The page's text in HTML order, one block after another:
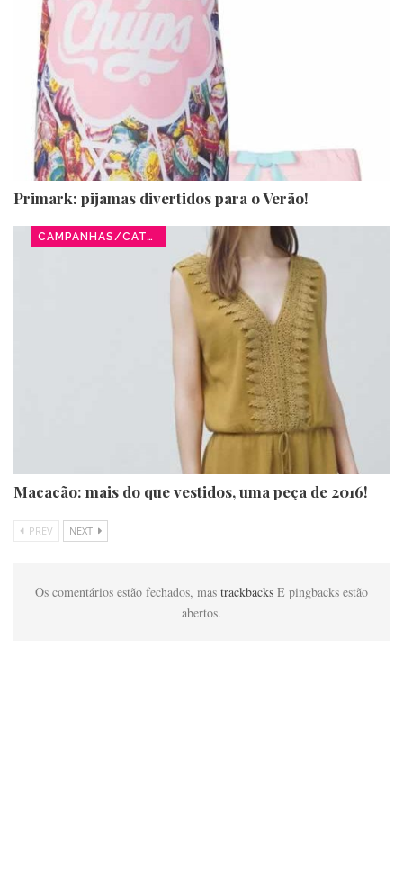
Primark: pijamas divertidos para o Verão!
CAMPANHAS/CATÁLOGOS
Macacão: mais do que vestidos, uma peça de 2016!
PREV NEXT
Os comentários estão fechados, mas trackbacks E pingbacks estão
abertos.